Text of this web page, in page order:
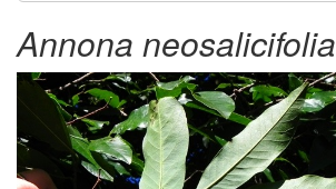
Annona neosalicifolia